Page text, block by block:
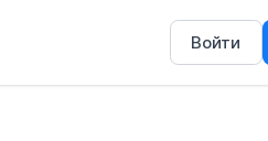
без головы и
Войти